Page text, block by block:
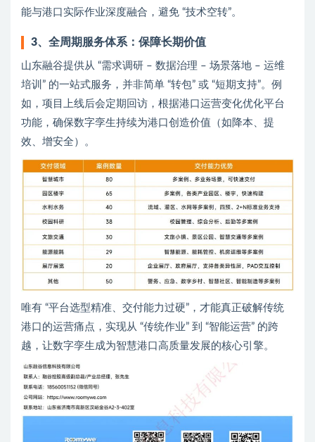
能与港口实际作业深度融合，避免 “技术空转”。
3、全周期服务体系：保障长期价值
山东融谷提供从 “需求调研 – 数据治理 – 场景落地 – 运维
培训” 的一站式服务，并非简单 “转包” 或 “短期支持”。例
如，项目上线后会定期回访，根据港口运营变化优化平台
功能，确保数字孪生持续为港口创造价值（如降本、提
效、增安全）。
唯有 “平台选型精准、交付能力过硬”，才能真正破解传统
港口的运营痛点，实现从 “传统作业” 到 “智能运营” 的跨
越，让数字孪生成为智慧港口高质量发展的核心引擎。